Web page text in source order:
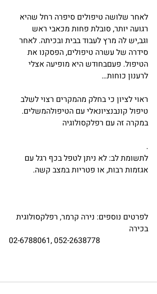
לאחר שלושה טיפולים סיפרה רחל שהיא
רגועה יותר, סובלת פחות מכאבי ראש
וגב,יש לה מרץ לעבוד בבית ובכיתה. לאחר
סידרה של עשרה טיפולים, הפסקנו את
הטיפול. פעםבחודש היא מופיעה אצלי
לרענון כוחות…
ראוי לציון כי בחלק מהמקרים רצוי לשלב
טיפול קונבנציונאלי עם הטיפולהמשלים.
במקרה זה עם רפלקסולוגיה
.
לתשומת לב: לא ניתן לטפל בכף רגל עם
אגזמות רבות, או פטריות במצב קשה.
לפרטים נוספים: נירה קרמר, רפלקסולוגית
בכירה
02-6788061, 052-2638778